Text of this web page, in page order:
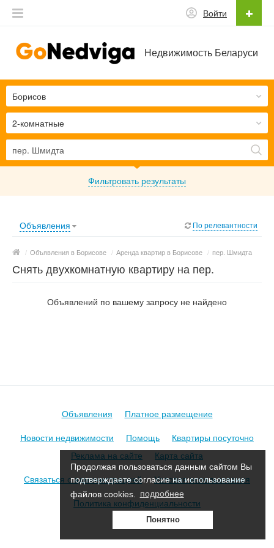
Продолжая пользоваться данным сайтом Вы
подтверждаете согласие на использование
файлов cookies.
подробнее
Понятно
Недвижимость Беларуси
Войти
2-комнатные
Борисов
Фильтровать результаты
Объявления По релевантности
/ Объявления в Борисове / Аренда квартир в Борисове / пер. Шмидта
Снять двухкомнатную квартиру на пер.
Объявлений по вашему запросу не найдено
Объявления
Платное размещение
Новости недвижимости
Помощь
Квартиры посуточно
Реклама на сайте
Карта сайта
Связаться с администрацией
Условия использования
Политика конфиденциальности